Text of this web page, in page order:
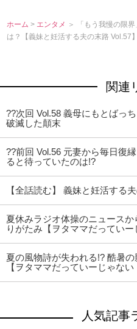
ホーム > エンタメ ＞ 「もう我慢の限
は？【義妹と妊活する夫の末路 Vol.57】
関連
??次回 Vol.58 義母にもとばっ
破滅した顛末
??前回 Vol.56 元妻から毎日復
ると待っていたのは!?
【全話読む】 義妹と妊活する
夏休みラジオ体操のニュース
りがたみ【ヲタママだっていー
夏の風物詩が失われる!? 酷暑
【ヲタママだっていーじゃない
人気記事